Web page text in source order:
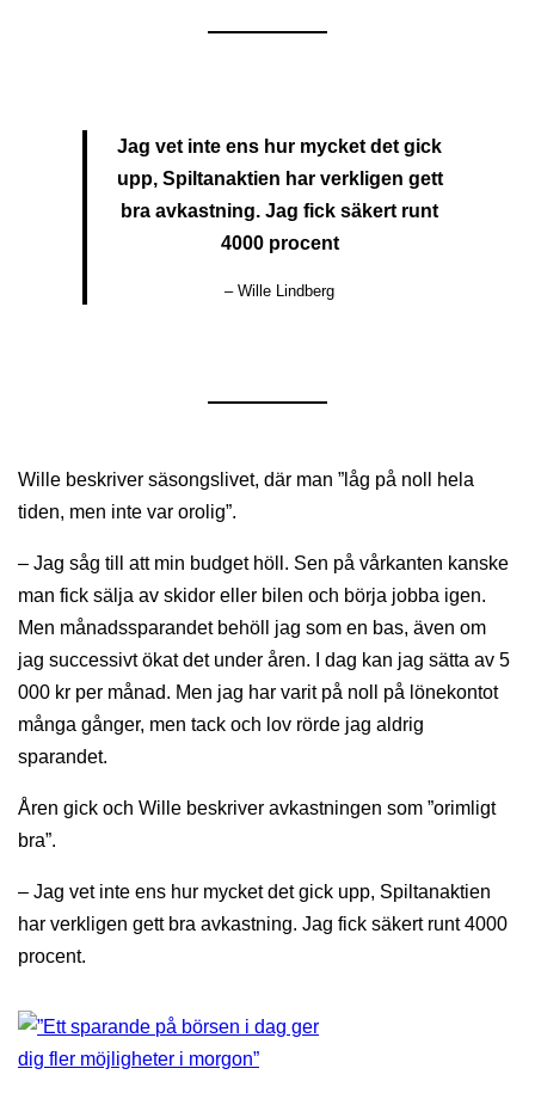
Jag vet inte ens hur mycket det gick
upp, Spiltanaktien har verkligen gett
bra avkastning. Jag fick säkert runt
4000 procent
– Wille Lindberg
Wille beskriver säsongslivet, där man ”låg på noll hela
tiden, men inte var orolig”.
– Jag såg till att min budget höll. Sen på vårkanten kanske
man fick sälja av skidor eller bilen och börja jobba igen.
Men månadssparandet behöll jag som en bas, även om
jag successivt ökat det under åren. I dag kan jag sätta av 5
000 kr per månad. Men jag har varit på noll på lönekontot
många gånger, men tack och lov rörde jag aldrig
sparandet.
Åren gick och Wille beskriver avkastningen som ”orimligt
bra”.
– Jag vet inte ens hur mycket det gick upp, Spiltanaktien
har verkligen gett bra avkastning. Jag fick säkert runt 4000
procent.